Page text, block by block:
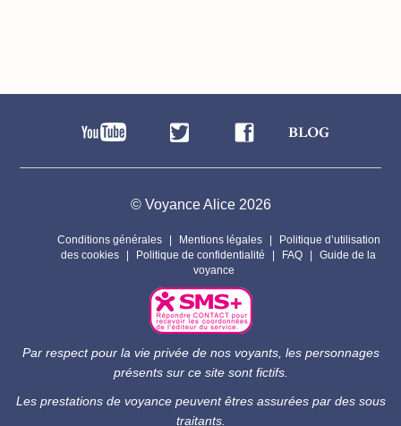
© Voyance Alice 2026
Conditions générales Mentions légales
Politique d’utilisation
des cookies
Politique de confidentialité FAQ
Guide de la
voyance
Par respect pour la vie privée de nos voyants, les personnages
présents sur ce site sont fictifs.
Les prestations de voyance peuvent êtres assurées par des sous
traitants.